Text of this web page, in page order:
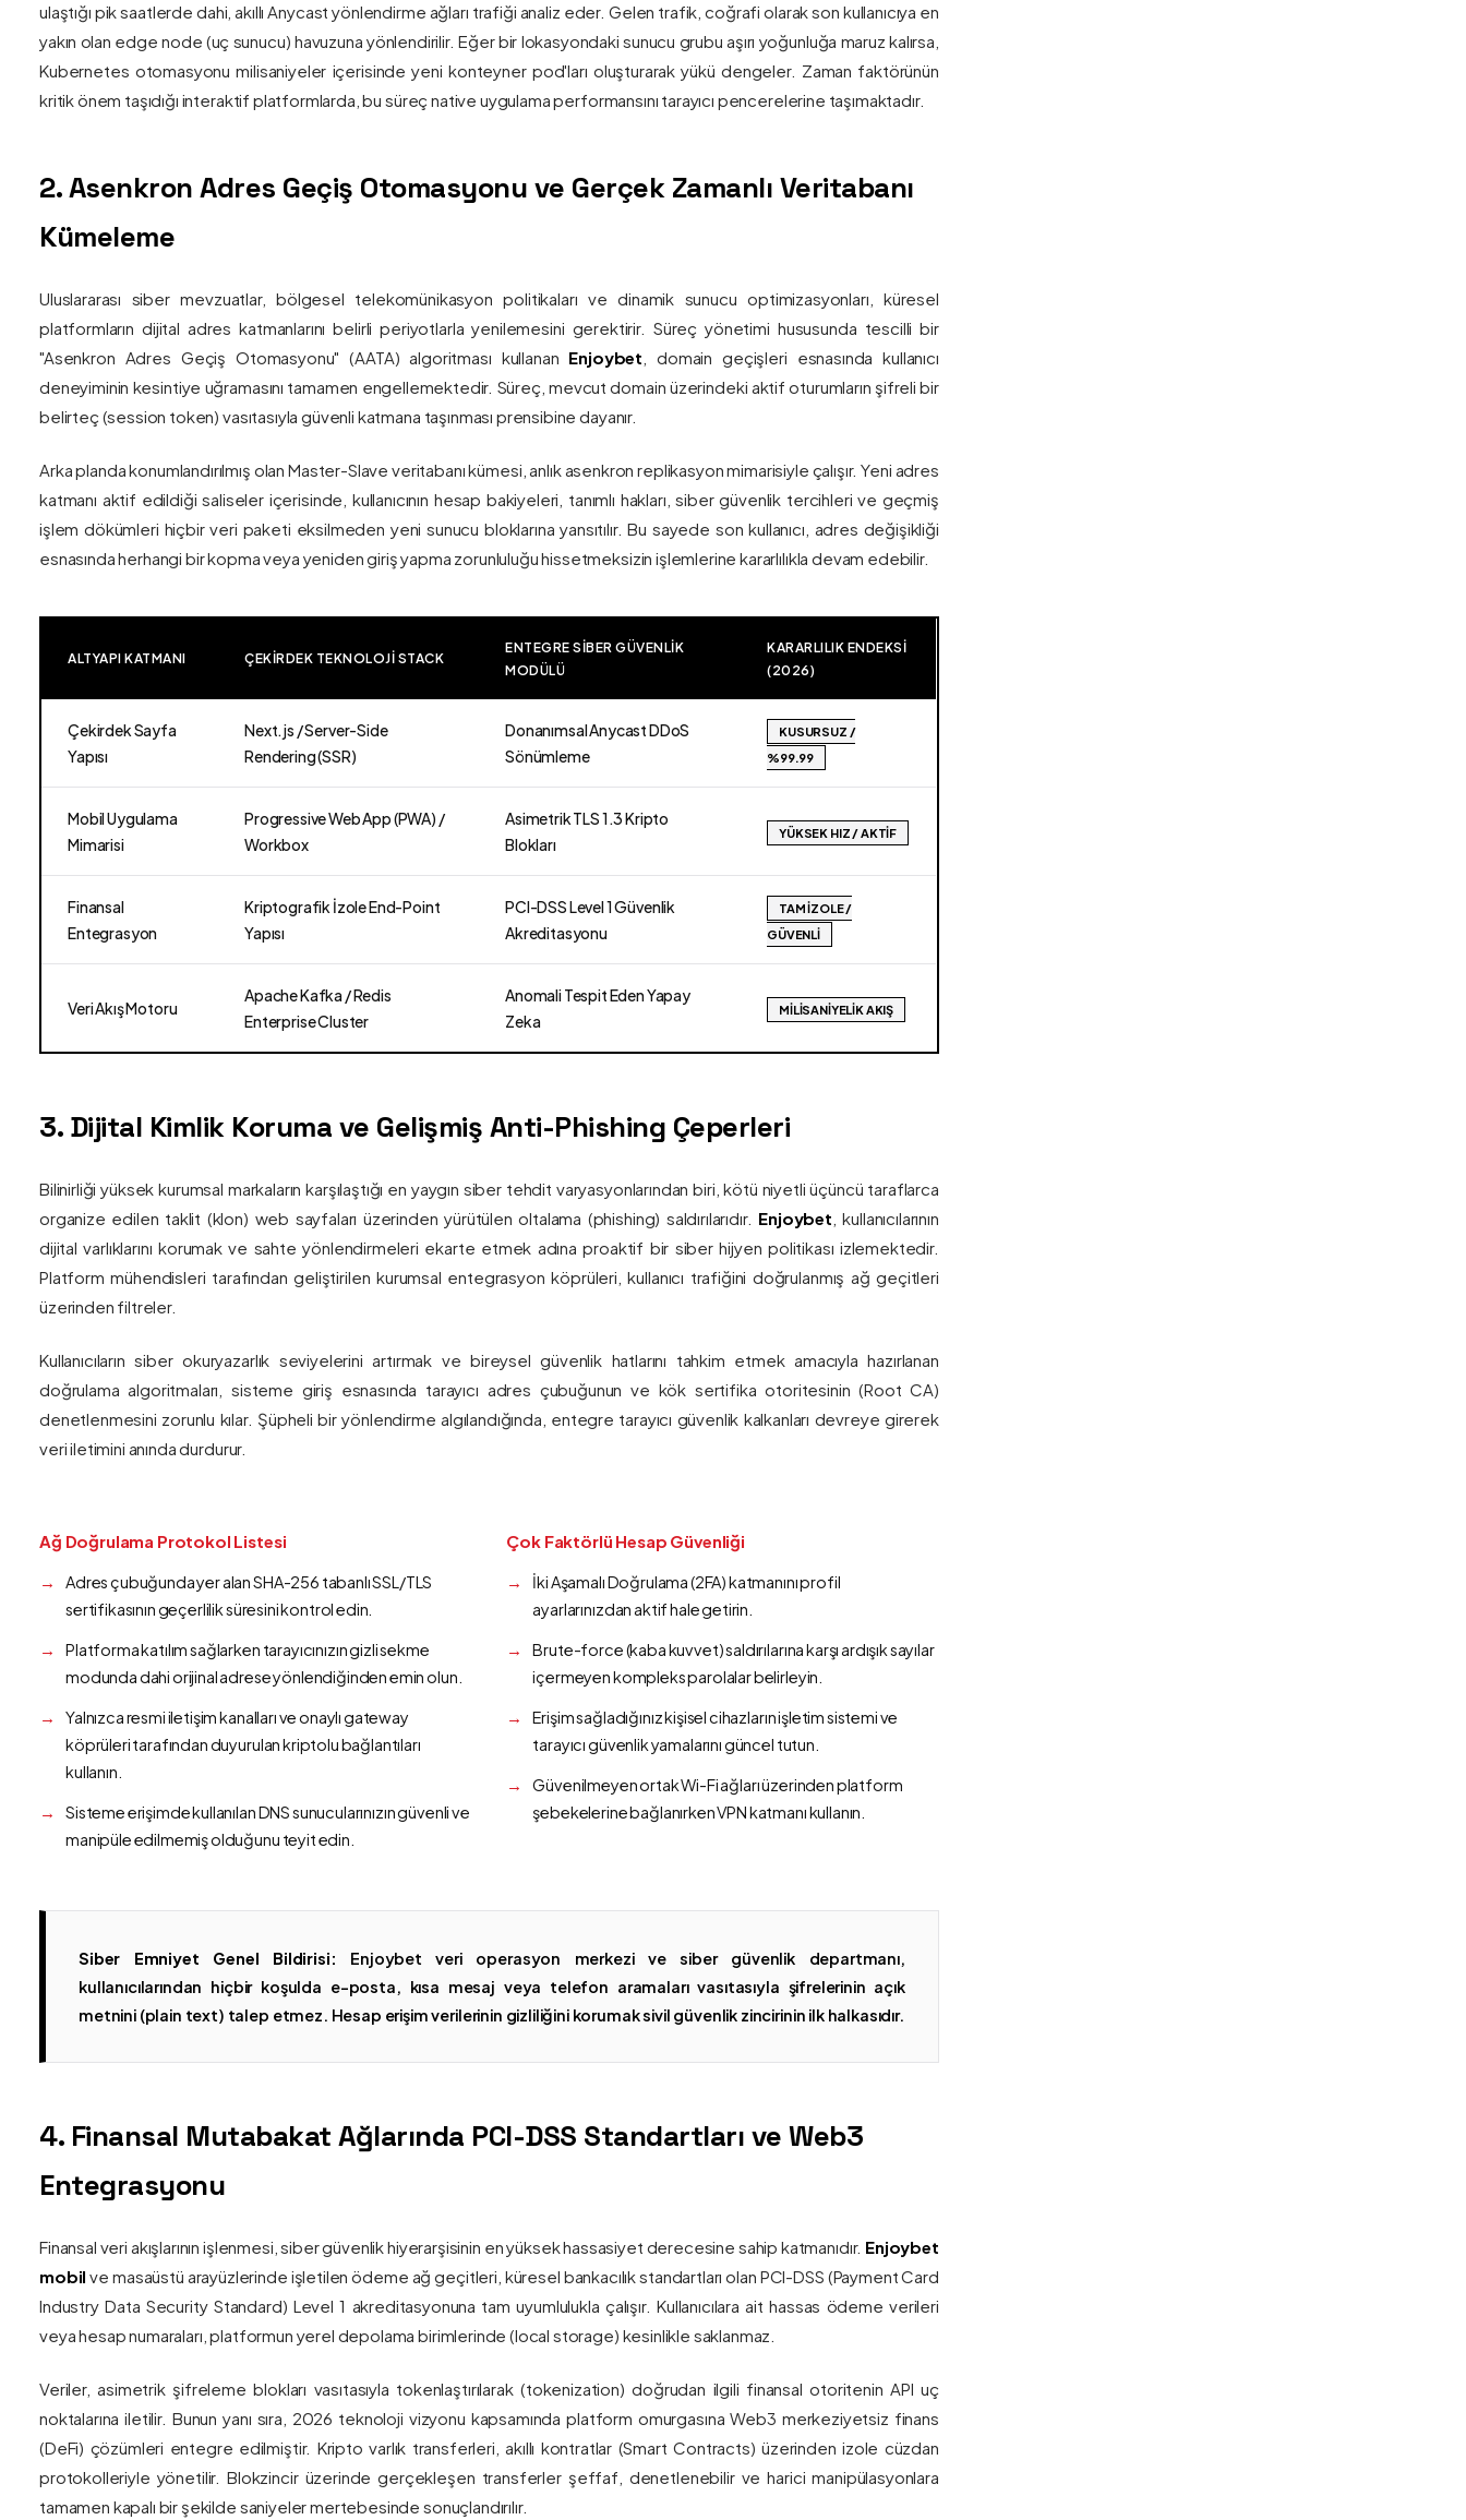
ulaştığı pik saatlerde dahi, akıllı Anycast yönlendirme ağları trafiği analiz eder. Gelen trafik, coğrafi olarak son kullanıcıya en
yakın olan edge node (uç sunucu) havuzuna yönlendirilir. Eğer bir lokasyondaki sunucu grubu aşırı yoğunluğa maruz kalırsa,
Kubernetes otomasyonu milisaniyeler içerisinde yeni konteyner pod'ları oluşturarak yükü dengeler. Zaman faktörünün
kritik önem taşıdığı interaktif platformlarda, bu süreç native uygulama performansını tarayıcı pencerelerine taşımaktadır.
2. Asenkron Adres Geçiş Otomasyonu ve Gerçek Zamanlı Veritabanı
Kümeleme
Uluslararası siber mevzuatlar, bölgesel telekomünikasyon politikaları ve dinamik sunucu optimizasyonları, küresel
platformların dijital adres katmanlarını belirli periyotlarla yenilemesini gerektirir. Süreç yönetimi hususunda tescilli bir
"Asenkron Adres Geçiş Otomasyonu" (AATA) algoritması kullanan Enjoybet , domain geçişleri esnasında kullanıcı
deneyiminin kesintiye uğramasını tamamen engellemektedir. Süreç, mevcut domain üzerindeki aktif oturumların şifreli bir
belirteç (session token) vasıtasıyla güvenli katmana taşınması prensibine dayanır.
Arka planda konumlandırılmış olan Master-Slave veritabanı kümesi, anlık asenkron replikasyon mimarisiyle çalışır. Yeni adres
katmanı aktif edildiği saliseler içerisinde, kullanıcının hesap bakiyeleri, tanımlı hakları, siber güvenlik tercihleri ve geçmiş
işlem dökümleri hiçbir veri paketi eksilmeden yeni sunucu bloklarına yansıtılır. Bu sayede son kullanıcı, adres değişikliği
esnasında herhangi bir kopma veya yeniden giriş yapma zorunluluğu hissetmeksizin işlemlerine kararlılıkla devam edebilir.
ALTYAPI KATMANI ÇEKIRDEK TEKNOLOJI STACK
ENTEGRE SIBER GÜVENLIK
MODÜLÜ
KARARLILIK ENDEKSI
(2026)
Çekirdek Sayfa
Yapısı
Next.js / Server-Side
Rendering (SSR)
Donanımsal Anycast DDoS
Sönümleme
KUSURSUZ /
%99.99
Mobil Uygulama
Mimarisi
Progressive Web App (PWA) /
Workbox
Asimetrik TLS 1.3 Kripto
Blokları
YÜKSEK HIZ / AKTIF
Finansal
Entegrasyon
Kriptografik İzole End-Point
Yapısı
PCI-DSS Level 1 Güvenlik
Akreditasyonu
TAM İZOLE /
GÜVENLI
Veri Akış Motoru
Apache Kafka / Redis
Enterprise Cluster
Anomali Tespit Eden Yapay
Zeka
MILISANIYELIK AKIŞ
3. Dijital Kimlik Koruma ve Gelişmiş Anti-Phishing Çeperleri
Bilinirliği yüksek kurumsal markaların karşılaştığı en yaygın siber tehdit varyasyonlarından biri, kötü niyetli üçüncü taraflarca
organize edilen taklit (klon) web sayfaları üzerinden yürütülen oltalama (phishing) saldırılarıdır. Enjoybet , kullanıcılarının
dijital varlıklarını korumak ve sahte yönlendirmeleri ekarte etmek adına proaktif bir siber hijyen politikası izlemektedir.
Platform mühendisleri tarafından geliştirilen kurumsal entegrasyon köprüleri, kullanıcı trafiğini doğrulanmış ağ geçitleri
üzerinden filtreler.
Kullanıcıların siber okuryazarlık seviyelerini artırmak ve bireysel güvenlik hatlarını tahkim etmek amacıyla hazırlanan
doğrulama algoritmaları, sisteme giriş esnasında tarayıcı adres çubuğunun ve kök sertifika otoritesinin (Root CA)
denetlenmesini zorunlu kılar. Şüpheli bir yönlendirme algılandığında, entegre tarayıcı güvenlik kalkanları devreye girerek
veri iletimini anında durdurur.
Ağ Doğrulama Protokol Listesi
Adres çubuğunda yer alan SHA-256 tabanlı SSL/TLS
sertifikasının geçerlilik süresini kontrol edin.
Platforma katılım sağlarken tarayıcınızın gizli sekme
modunda dahi orijinal adrese yönlendiğinden emin olun.
Yalnızca resmi iletişim kanalları ve onaylı gateway
köprüleri tarafından duyurulan kriptolu bağlantıları
kullanın.
Sisteme erişimde kullanılan DNS sunucularınızın güvenli ve
manipüle edilmemiş olduğunu teyit edin.
Çok Faktörlü Hesap Güvenliği
İki Aşamalı Doğrulama (2FA) katmanını profil
ayarlarınızdan aktif hale getirin.
Brute-force (kaba kuvvet) saldırılarına karşı ardışık sayılar
içermeyen kompleks parolalar belirleyin.
Erişim sağladığınız kişisel cihazların işletim sistemi ve
tarayıcı güvenlik yamalarını güncel tutun.
Güvenilmeyen ortak Wi-Fi ağları üzerinden platform
şebekelerine bağlanırken VPN katmanı kullanın.
Siber Emniyet Genel Bildirisi: Enjoybet veri operasyon merkezi ve siber güvenlik departmanı,
kullanıcılarından hiçbir koşulda e-posta, kısa mesaj veya telefon aramaları vasıtasıyla şifrelerinin açık
metnini (plain text) talep etmez. Hesap erişim verilerinin gizliliğini korumak sivil güvenlik zincirinin ilk halkasıdır.
4. Finansal Mutabakat Ağlarında PCI-DSS Standartları ve Web3
Entegrasyonu
Finansal veri akışlarının işlenmesi, siber güvenlik hiyerarşisinin en yüksek hassasiyet derecesine sahip katmanıdır. Enjoybet
mobil ve masaüstü arayüzlerinde işletilen ödeme ağ geçitleri, küresel bankacılık standartları olan PCI-DSS (Payment Card
Industry Data Security Standard) Level 1 akreditasyonuna tam uyumlulukla çalışır. Kullanıcılara ait hassas ödeme verileri
veya hesap numaraları, platformun yerel depolama birimlerinde (local storage) kesinlikle saklanmaz.
Veriler, asimetrik şifreleme blokları vasıtasıyla tokenlaştırılarak (tokenization) doğrudan ilgili finansal otoritenin API uç
noktalarına iletilir. Bunun yanı sıra, 2026 teknoloji vizyonu kapsamında platform omurgasına Web3 merkeziyetsiz finans
(DeFi) çözümleri entegre edilmiştir. Kripto varlık transferleri, akıllı kontratlar (Smart Contracts) üzerinden izole cüzdan
protokolleriyle yönetilir. Blokzincir üzerinde gerçekleşen transferler şeffaf, denetlenebilir ve harici manipülasyonlara
tamamen kapalı bir şekilde saniyeler mertebesinde sonuçlandırılır.